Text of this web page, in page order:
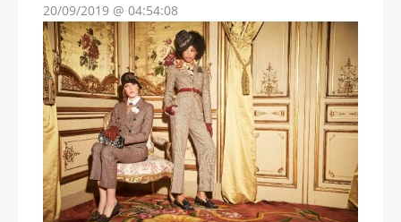
20/09/2019 @ 04:54:08